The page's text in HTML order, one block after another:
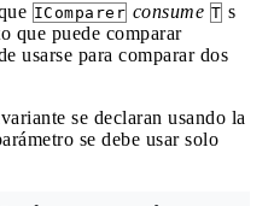
IComparer consume T s
que puede comparar
usarse para comparar dos
se declaran usando la
se debe usar solo